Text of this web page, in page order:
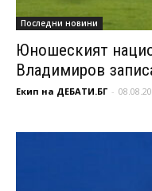
Последни новини
Юношеският
Владимиров
Екип на ДЕБАТИ.БГ -